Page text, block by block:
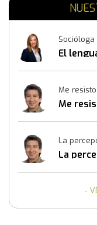
El
Me
Me
La
La
-